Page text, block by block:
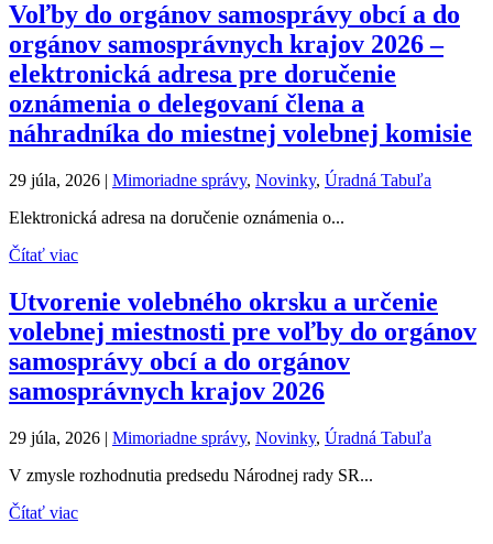
Voľby do orgánov samosprávy obcí a do
orgánov samosprávnych krajov 2026 –
elektronická adresa pre doručenie
oznámenia o delegovaní člena a
náhradníka do miestnej volebnej komisie
29 júla, 2026 | Mimoriadne správy, Novinky, Úradná Tabuľa
Elektronická adresa na doručenie oznámenia o...
Čítať viac
Utvorenie volebného okrsku a určenie
volebnej miestnosti pre voľby do orgánov
samosprávy obcí a do orgánov
samosprávnych krajov 2026
29 júla, 2026 | Mimoriadne správy, Novinky, Úradná Tabuľa
V zmysle rozhodnutia predsedu Národnej rady SR...
Čítať viac